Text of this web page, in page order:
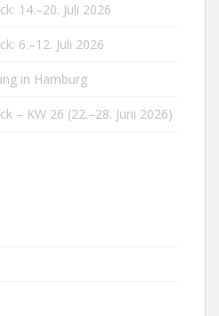
14.–20. Juli 2026
6.–12. Juli 2026
in Hamburg
– KW 26 (22.–28. Juni 2026)